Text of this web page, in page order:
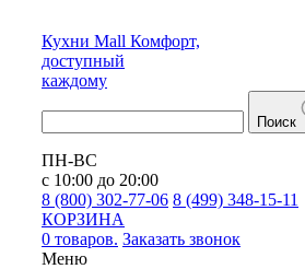
Кухни Mall Комфорт,
доступный
каждому
Поиск
ПН-ВС
с 10:00 до 20:00
8 (800) 302-77-06 8 (499) 348-15-11
КОРЗИНА
0 товаров. Заказать звонок
Меню